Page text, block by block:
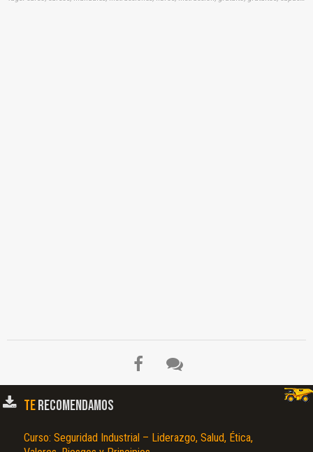
TERECOMENDAMOS
Curso: Seguridad Industrial – Liderazgo, Salud, Ética,